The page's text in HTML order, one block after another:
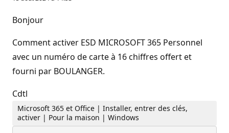
Bonjour
Comment activer ESD MICROSOFT 365 Personnel
avec un numéro de carte à 16 chiffres offert et
fourni par BOULANGER.
Cdtl
Microsoft 365 et Office | Installer, entrer des clés,
activer | Pour la maison | Windows